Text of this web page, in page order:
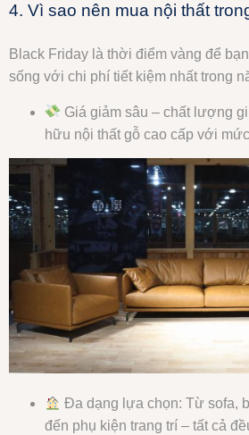
4. Vì sao nên mua nội thất
Black Friday là thời điểm vàng để
sống với chi phí tiết kiệm nhất trong
Giá giảm sâu – chất lượng
hữu nội thất gỗ cao cấp với
Đa dạng lựa chọn: Từ sofa,
đến phụ kiện trang trí – tất cả